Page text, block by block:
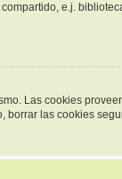
e.j.
Las cookies
borrar las cookies